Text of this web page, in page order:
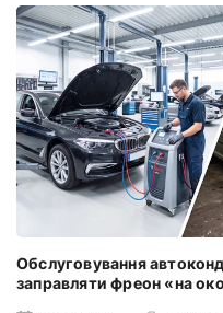
Обслуговування
заправляти фреон «на